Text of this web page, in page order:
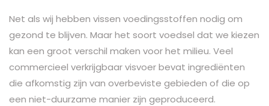
Net als wij hebben vissen voedingsstoffen nodig om
gezond te blijven. Maar het soort voedsel dat we kiezen
kan een groot verschil maken voor het milieu. Veel
commercieel verkrijgbaar visvoer bevat ingrediënten
die afkomstig zijn van overbeviste gebieden of die op
een niet-duurzame manier zijn geproduceerd.